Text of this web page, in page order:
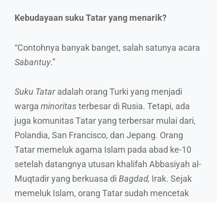
Kebudayaan suku Tatar yang menarik?
“Contohnya banyak banget, salah satunya acara
Sabantuy.”
Suku Tataradalah orang Turki yang menjadi
warga minoritasterbesar di Rusia. Tetapi, ada
juga komunitas Tatar yang terbersar mulai dari,
Polandia, San Francisco, dan Jepang. Orang
Tatar memeluk agama Islam pada abad ke-10
setelah datangnya utusan khalifah Abbasiyah al-
Muqtadir yang berkuasa di Bagdad, Irak. Sejak
memeluk Islam, orang Tatar sudah mencetak